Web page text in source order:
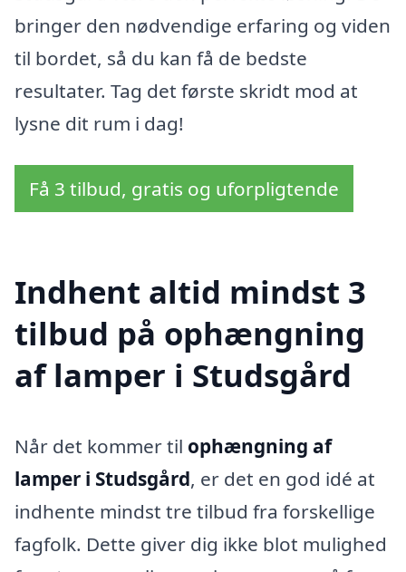
bringer den nødvendige erfaring og viden
til bordet, så du kan få de bedste
resultater. Tag det første skridt mod at
lysne dit rum i dag!
Få 3 tilbud, gratis og uforpligtende
Indhent altid mindst 3
tilbud på ophængning
af lamper i Studsgård
Når det kommer til ophængning af
lamper i Studsgård, er det en god idé at
indhente mindst tre tilbud fra forskellige
fagfolk. Dette giver dig ikke blot mulighed